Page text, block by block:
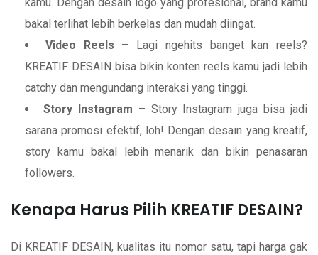
bakal terlihat lebih berkelas dan mudah diingat.
Video Reels – Lagi ngehits banget kan reels?
KREATIF DESAIN bisa bikin konten reels kamu jadi lebih
catchy dan mengundang interaksi yang tinggi.
Story Instagram – Story Instagram juga bisa jadi
sarana promosi efektif, loh! Dengan desain yang kreatif,
story kamu bakal lebih menarik dan bikin penasaran
followers.
Kenapa Harus Pilih KREATIF DESAIN?
Di KREATIF DESAIN, kualitas itu nomor satu, tapi harga gak